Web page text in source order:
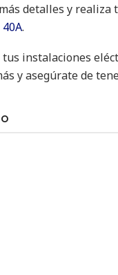
detalles y realiza
.
instalaciones
y asegúrate de